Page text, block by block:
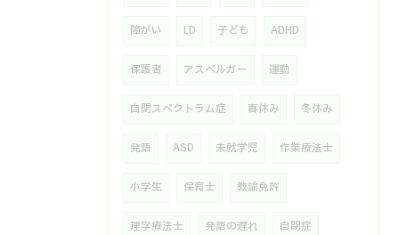
障がい LD 子ども ADHD
保護者 アスペルガー 運動
自閉スペクトラム症 春休み 冬休み
発語 ASD 未就学児 作業療法士
小学生 保育士 教諭免許
理学療法士 発語の遅れ 自閉症